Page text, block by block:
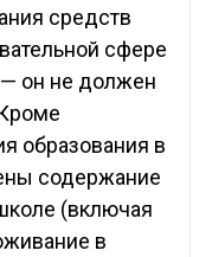
средств
сфере
— он не должен
образования в
содержание
(включая
в